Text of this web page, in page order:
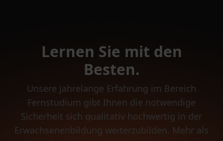
Lernen Sie mit den
Besten.
Unsere jahrelange Erfahrung im Bereich
Fernstudium gibt Ihnen die notwendige
Sicherheit sich qualitativ hochwertig in der
Erwachsenenbildung weiterzubilden. Mehr als